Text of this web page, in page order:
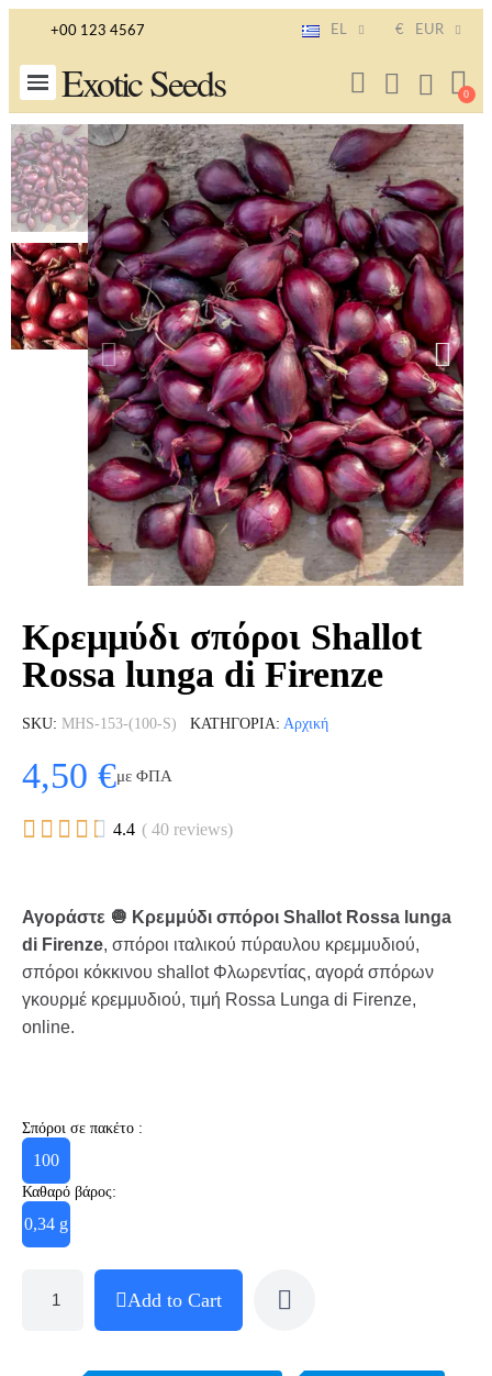
+00 123 4567 EL € EUR
Exotic Seeds
Κρεμμύδι σπόροι Shallot
Rossa lunga di Firenze
SKU MHS-153-(100-S) ΚΑΤΗΓΟΡΊΑ Αρχική
4,50 €με ΦΠΑ
     4.4 ( 40 reviews)
Αγοράστε 🧅 Κρεμμύδι σπόροι Shallot Rossa lunga
di Firenze, σπόροι ιταλικού πύραυλου κρεμμυδιού,
σπόροι κόκκινου shallot Φλωρεντίας, αγορά σπόρων
γκουρμέ κρεμμυδιού, τιμή Rossa Lunga di Firenze,
online.
Σπόροι σε πακέτο :
100
Καθαρό βάρος:
0,34 g
Add to Cart